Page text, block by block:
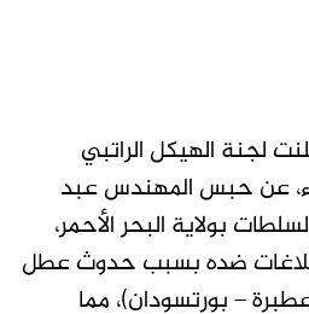
لجنة الهيكل الراتبي
عن حبس المهندس عبد
بولاية البحر الأحمر،
ضده بسبب حدوث عطل
– بورتسودان)، مما